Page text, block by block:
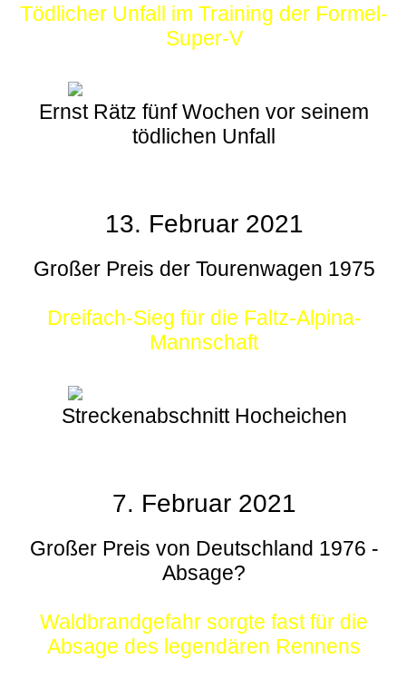
Tödlicher Unfall im Training der Formel-
Super-V
Ernst Rätz fünf Wochen vor seinem
tödlichen Unfall
13. Februar 2021
Großer Preis der Tourenwagen 1975
Dreifach-Sieg für die Faltz-Alpina-
Mannschaft
Streckenabschnitt Hocheichen
7. Februar 2021
Großer Preis von Deutschland 1976 -
Absage?
Waldbrandgefahr sorgte fast für die
Absage des legendären Rennens